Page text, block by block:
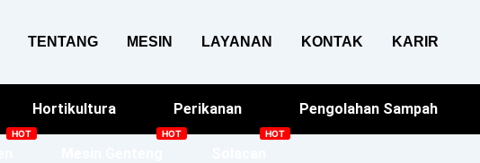
TENTANG MESIN LAYANAN KONTAK KARIR
Hortikultura Perikanan Pengolahan Sampah